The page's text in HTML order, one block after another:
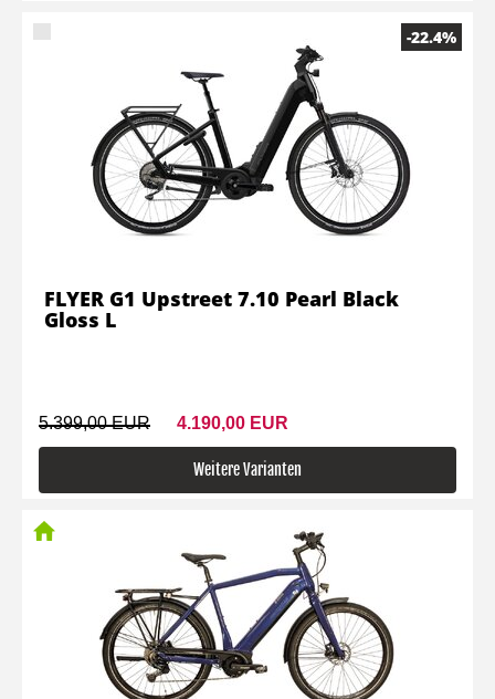
-22.4%
5.399,00 EUR 4.190,00 EUR
Weitere Varianten
FLYER G1 Upstreet 7.10 Pearl Black
Gloss L